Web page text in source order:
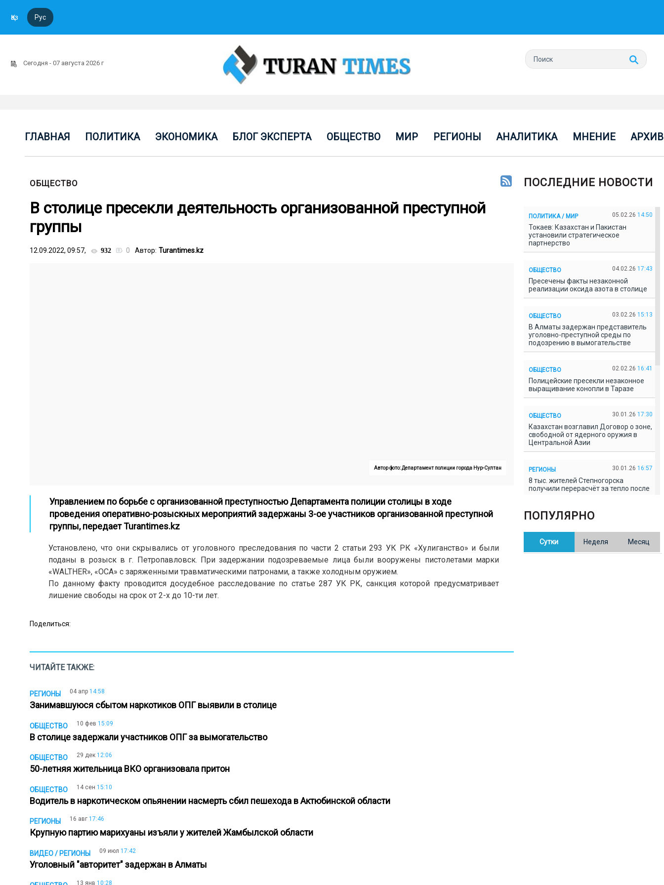
Қаз Рус
Сегодня - 07 августа 2026 г
ГЛАВНАЯ ПОЛИТИКА ЭКОНОМИКА БЛОГ ЭКСПЕРТА ОБЩЕСТВО МИР РЕГИОНЫ АНАЛИТИКА МНЕНИЕ АРХИВ
ОБЩЕСТВО
В cтолице пресекли деятельность организованной преступной
группы
12.09.2022, 09:57, 932 0 Автор: Turantimes.kz
Автор фото: Департамент полиции города Нур-Султан
Управлением по борьбе с организованной преступностью Департамента полиции столицы в ходе
проведения оперативно-розыскных мероприятий задержаны 3-ое участников организованной преступной
группы, передаетTurantimes.kz
Установлено, что они скрывались от уголовного преследования по части 2 статьи 293 УК РК «Хулиганство» и были
поданы в розыск в г. Петропавловск. При задержании подозреваемые лица были вооружены пистолетами марки
«WALTHER», «ОСА» с заряженными травматическими патронами, а также холодным оружием.
По данному факту проводится досудебное расследование по статье 287 УК РК, санкция которой предусматривает
лишение свободы на срок от 2-х до 10-ти лет.
Поделиться:
ЧИТАЙТЕ ТАКЖЕ:
РЕГИОНЫ 04 апр 14:58
Занимавшуюся сбытом наркотиков ОПГ выявили в столице
ОБЩЕСТВО 10 фев 15:09
В столице задержали участников ОПГ за вымогательство
ОБЩЕСТВО 29 дек 12:06
50-летняя жительница ВКО организовала притон
ОБЩЕСТВО 14 сен 15:10
Водитель в наркотическом опьянении насмерть сбил пешехода в Актюбинской области
РЕГИОНЫ 16 авг 17:46
Крупную партию марихуаны изъяли у жителей Жамбылской области
ВИДЕО / РЕГИОНЫ 09 июл 17:42
Уголовный "авторитет" задержан в Алматы
13 янв 10:28
ПОСЛЕДНИЕ НОВОСТИ
ПОЛИТИКА / МИР 05.02.26 14:50
Токаев: Казахстан и Пакистан
установили стратегическое
партнерство
ОБЩЕСТВО 04.02.26 17:43
Пресечены факты незаконной
реализации оксида азота в столице
ОБЩЕСТВО 03.02.26 15:13
В Алматы задержан представитель
уголовно-преступной среды по
подозрению в вымогательстве
ОБЩЕСТВО 02.02.26 16:41
Полицейские пресекли незаконное
выращивание конопли в Таразе
ОБЩЕСТВО 30.01.26 17:30
Казахстан возглавил Договор о зоне,
свободной от ядерного оружия в
Центральной Азии
РЕГИОНЫ 30.01.26 16:57
8 тыс. жителей Степногорска
получили перерасчёт за тепло после
В Казахстане готовят новую
редакцию Конституции: меняется
ПОПУЛЯРНО
Сутки Неделя Месяц